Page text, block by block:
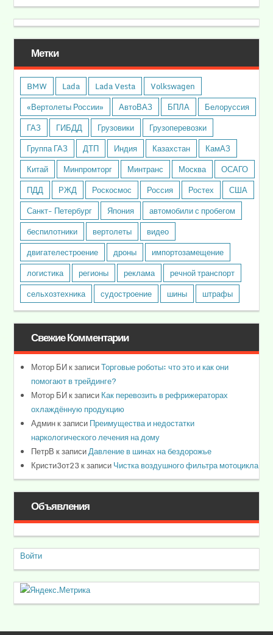
Метки
BMW Lada Lada Vesta
Volkswagen
«Вертолеты России»
АвтоВАЗ БПЛА
Белоруссия
ГАЗ
ГИБДД Грузовики
Грузоперевозки
Группа ГАЗ
ДТП Индия Казахстан
КамАЗ
Китай
Минпромторг Минтранс Москва
ОСАГО
ПДД
РЖД Роскосмос Россия Ростех
США
Санкт- Петербург
Япония
автомобили с пробегом
беспилотники
вертолеты
видео
двигателестроение
дроны
импортозамещение
логистика
регионы реклама
речной транспорт
сельхозтехника
судостроение шины штрафы
Свежие Комментарии
Мотор БИк записиТорговые роботы: что это и как они
помогают в трейдинге?
Мотор БИк записиКак перевозить в рефрижераторах
охлаждённую продукцию
Админк записиПреимущества и недостатки
наркологического лечения на дому
ПетрВ к записиДавление в шинах на бездорожье
Кристи3от23 к записиЧистка воздушного фильтра мотоцикла
Объявления
Войти